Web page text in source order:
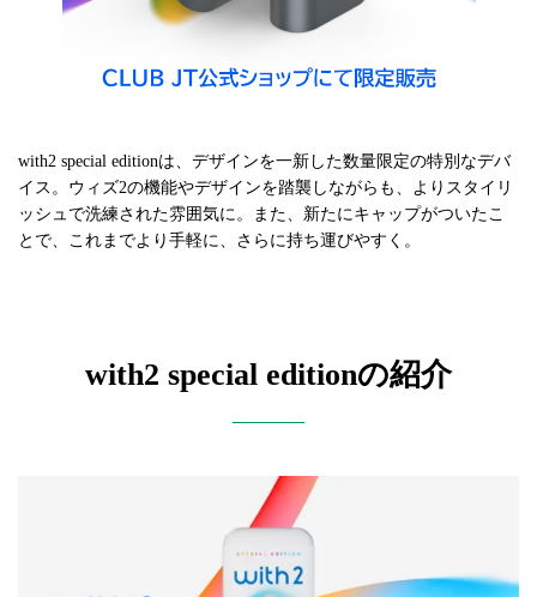
with2 special editionは、デザインを一新した数量限定の特別なデバ
イス。ウィズ2の機能やデザインを踏襲しながらも、よりスタイリ
ッシュで洗練された雰囲気に。また、新たにキャップがついたこ
とで、これまでより手軽に、さらに持ち運びやすく。
with2 special editionの紹介